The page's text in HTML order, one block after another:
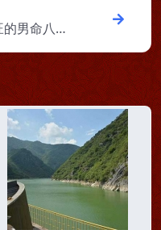
男命八
婆